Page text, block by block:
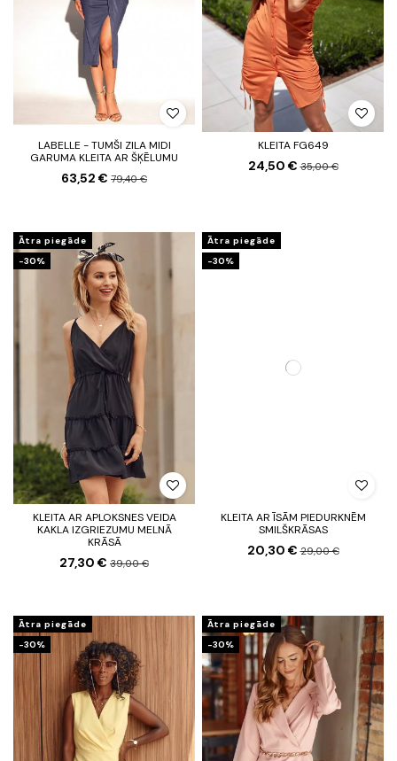
LABELLE - TUMŠI ZILA MIDI
GARUMA KLEITA AR ŠĶĒLUMU
63,52 € 79,40 €
KLEITA FG649
24,50 €35,00 €
Ātra piegāde
-30%
KLEITA AR APLOKSNES VEIDA
KAKLA IZGRIEZUMU MELNĀ
KRĀSĀ
27,30 € 39,00 €
Ātra piegāde
-30%
KLEITA AR ĪSĀM PIEDURKNĒM
SMILŠKRĀSAS
20,30 €29,00 €
Ātra piegāde
-30%
Ātra piegāde
-30%